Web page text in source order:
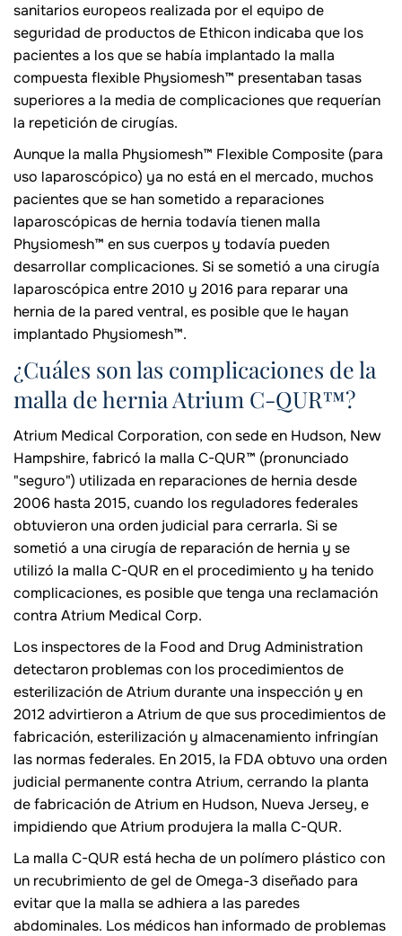
sanitarios europeos realizada por el equipo de
seguridad de productos de Ethicon indicaba que los
pacientes a los que se había implantado la malla
compuesta flexible Physiomesh™ presentaban tasas
superiores a la media de complicaciones que requerían
la repetición de cirugías.
Aunque la malla Physiomesh™ Flexible Composite (para
uso laparoscópico) ya no está en el mercado, muchos
pacientes que se han sometido a reparaciones
laparoscópicas de hernia todavía tienen malla
Physiomesh™ en sus cuerpos y todavía pueden
desarrollar complicaciones. Si se sometió a una cirugía
laparoscópica entre 2010 y 2016 para reparar una
hernia de la pared ventral, es posible que le hayan
implantado Physiomesh™.
¿Cuáles son las complicaciones de la
malla de hernia Atrium C-QUR™?
Atrium Medical Corporation, con sede en Hudson, New
Hampshire, fabricó la malla C-QUR™ (pronunciado
"seguro") utilizada en reparaciones de hernia desde
2006 hasta 2015, cuando los reguladores federales
obtuvieron una orden judicial para cerrarla. Si se
sometió a una cirugía de reparación de hernia y se
utilizó la malla C-QUR en el procedimiento y ha tenido
complicaciones, es posible que tenga una reclamación
contra Atrium Medical Corp.
Los inspectores de la Food and Drug Administration
detectaron problemas con los procedimientos de
esterilización de Atrium durante una inspección y en
2012 advirtieron a Atrium de que sus procedimientos de
fabricación, esterilización y almacenamiento infringían
las normas federales. En 2015, la FDA obtuvo una orden
judicial permanente contra Atrium, cerrando la planta
de fabricación de Atrium en Hudson, Nueva Jersey, e
impidiendo que Atrium produjera la malla C-QUR.
La malla C-QUR está hecha de un polímero plástico con
un recubrimiento de gel de Omega-3 diseñado para
evitar que la malla se adhiera a las paredes
abdominales. Los médicos han informado de problemas